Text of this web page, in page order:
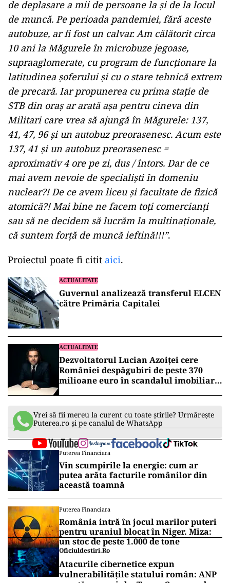
de deplasare a mii de persoane la și de la locul
de muncă. Pe perioada pandemiei, fără aceste
autobuze, ar fi fost un calvar. Am călătorit circa
10 ani la Măgurele în microbuze jegoase,
supraaglomerate, cu program de funcționare la
latitudinea șoferului și cu o stare tehnică extrem
de precară. Iar propunerea cu prima stație de
STB din oraș ar arată așa pentru cineva din
Militari care vrea să ajungă în Măgurele: 137,
41, 47, 96 și un autobuz preorasenesc. Acum este
137, 41 și un autobuz preorasenesc =
aproximativ 4 ore pe zi, dus / întors. Dar de ce
mai avem nevoie de specialiști în domeniu
nuclear?! De ce avem liceu și facultate de fizică
atomică?! Mai bine ne facem toți comercianți
sau să ne decidem să lucrăm la multinaționale,
că suntem forță de muncă ieftină!!!”.
Proiectul poate fi cititaici.
Guvernul analizează transferul ELCEN
către Primăria Capitalei
ACTUALITATE
Dezvoltatorul Lucian Azoiței cere
României despăgubiri de peste 370
milioane euro în scandalul imobiliar
Lagoon City București
Vrei să fii mereu la curent cu toate știrile? Urmărește
Puterea.ro și pe canalul de WhatsApp